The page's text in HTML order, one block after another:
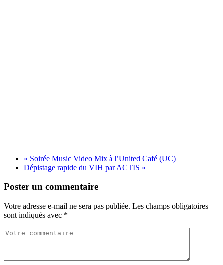
« Soirée Music Video Mix à l’United Café (UC)
Dépistage rapide du VIH par ACTIS »
Poster un commentaire
Votre adresse e-mail ne sera pas publiée. Les champs obligatoires
sont indiqués avec *